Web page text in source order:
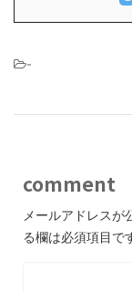
-
comment
メールアドレスが
る欄は必須項目で